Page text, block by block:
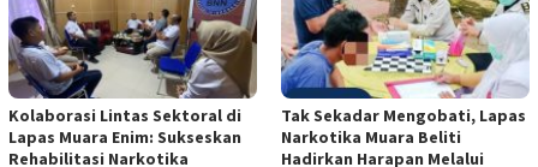
Kolaborasi Lintas Sektoral di
Lapas Muara Enim: Sukseskan
Rehabilitasi Narkotika
Tak Sekadar Mengobati, Lapas
Narkotika Muara Beliti
Hadirkan Harapan Melalui